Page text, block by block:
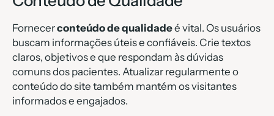
Fornecerconteúdo de qualidadeé vital. Os usuários
buscam informações úteis e confiáveis. Crie textos
claros, objetivos e que respondam às dúvidas
comuns dos pacientes. Atualizar regularmente o
conteúdo do site também mantém os visitantes
informados e engajados.